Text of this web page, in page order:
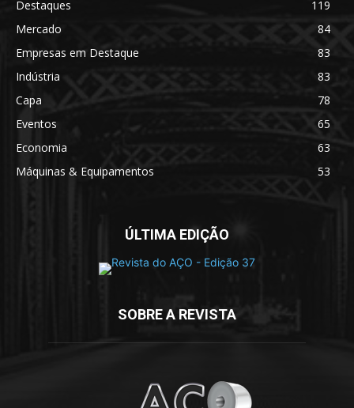
Destaques
119
Mercado
84
Empresas em Destaque
83
Indústria
83
Capa
78
Eventos
65
Economia
63
Máquinas & Equipamentos
53
ÚLTIMA EDIÇÃO
SOBRE A REVISTA